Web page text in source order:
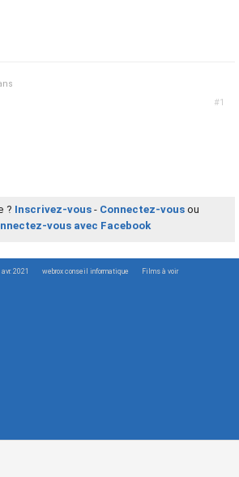
#1
? Inscrivez-vous- Connectez-vousou
vous avec Facebook
2021 webrox conseil informatique Films à voir